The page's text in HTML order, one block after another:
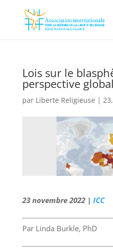
Lois sur le
perspective
par Liberte Religieuse |
23 novembre 2022 | ICC
Par Linda Burkle, PhD